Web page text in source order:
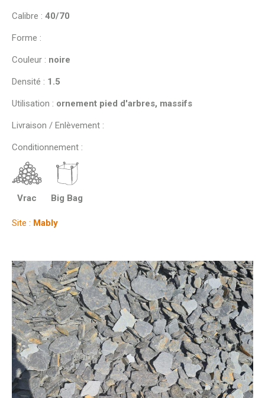
Calibre : 40/70
Forme :
Couleur : noire
Densité : 1.5
Utilisation : ornement pied d'arbres, massifs
Livraison / Enlèvement :
Conditionnement :
Vrac Big Bag
Site : Mably